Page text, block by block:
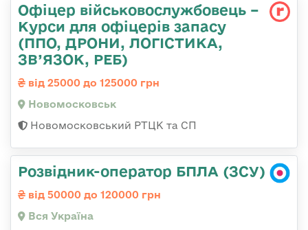
Офіцер військовослужбовець –
Курси для офіцерів запасу
(ППО, ДРОНИ, ЛОГІСТИКА,
ЗВ’ЯЗОК, РЕБ)
від 25000 до 125000 грн
Новомосковськ
Новомосковський РТЦК та СП
Розвідник-оператор БПЛА (ЗСУ)
від 50000 до 120000 грн
Вся Україна